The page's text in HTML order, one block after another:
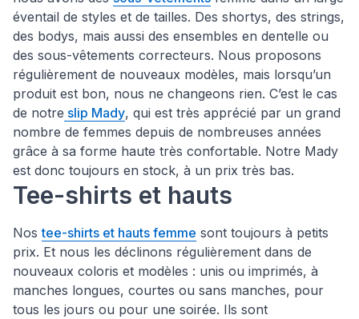
éventail de styles et de tailles. Des shortys, des strings,
des bodys, mais aussi des ensembles en dentelle ou
des sous-vêtements correcteurs. Nous proposons
régulièrement de nouveaux modèles, mais lorsqu’un
produit est bon, nous ne changeons rien. C’est le cas
de notre slip Mady, qui est très apprécié par un grand
nombre de femmes depuis de nombreuses années
grâce à sa forme haute très confortable. Notre Mady
est donc toujours en stock, à un prix très bas.
Tee-shirts et hauts
Nostee-shirts et hauts femme sont toujours à petits
prix. Et nous les déclinons régulièrement dans de
nouveaux coloris et modèles : unis ou imprimés, à
manches longues, courtes ou sans manches, pour
tous les jours ou pour une soirée. Ils sont